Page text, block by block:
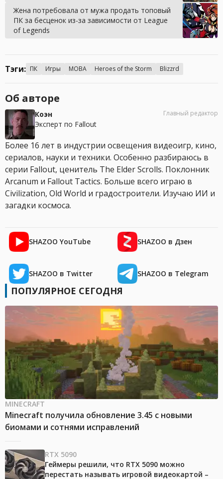
Жена потребовала от мужа продать топовый
ПК за бесценок из-за зависимости от League
of Legends
Тэги: ПК Игры MOBA Heroes of the Storm Blizzrd
Об авторе
Коэн
Эксперт по Fallout
Главный редактор
Более 16 лет в индустрии освещения видеоигр, кино,
сериалов, науки и техники. Особенно разбираюсь в
серии Fallout, ценитель The Elder Scrolls. Поклонник
Arcanum и Fallout Tactics. Больше всего играю в
Civilization, Old World и градостроители. Изучаю ИИ и
загадки космоса.
SHAZOO YouTube SHAZOO в Дзен
SHAZOO в Twitter SHAZOO в Telegram
ПОПУЛЯРНОЕ СЕГОДНЯ
MINECRAFT
Minecraft получила обновление 3.45 с новыми
биомами и сотнями исправлений
RTX 5090
Геймеры решили, что RTX 5090 можно
перестать называть игровой видеокартой –